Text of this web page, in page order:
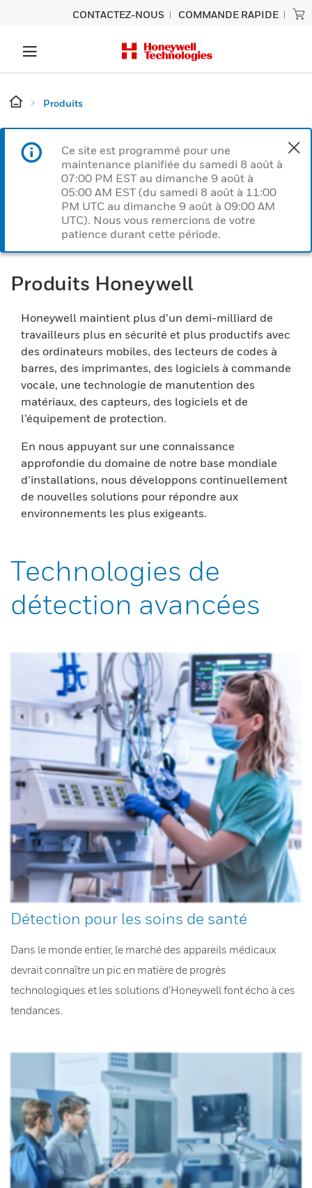
CONTACTEZ-NOUS COMMANDE RAPIDE
Produits
Ce site est programmé pour une
maintenance planifiée du samedi 8 août à
07:00 PM EST au dimanche 9 août à
05:00 AM EST (du samedi 8 août à 11:00
PM UTC au dimanche 9 août à 09:00 AM
UTC). Nous vous remercions de votre
patience durant cette période.
Produits Honeywell
Honeywell maintient plus d’un demi-milliard de
travailleurs plus en sécurité et plus productifs avec
des ordinateurs mobiles, des lecteurs de codes à
barres, des imprimantes, des logiciels à commande
vocale, une technologie de manutention des
matériaux, des capteurs, des logiciels et de
l’équipement de protection.
En nous appuyant sur une connaissance
approfondie du domaine de notre base mondiale
d’installations, nous développons continuellement
de nouvelles solutions pour répondre aux
environnements les plus exigeants.
Technologies de
détection avancées
Détection pour les soins de santé
Dans le monde entier, le marché des appareils médicaux
devrait connaître un pic en matière de progrès
technologiques et les solutions d’Honeywell font écho à ces
tendances.